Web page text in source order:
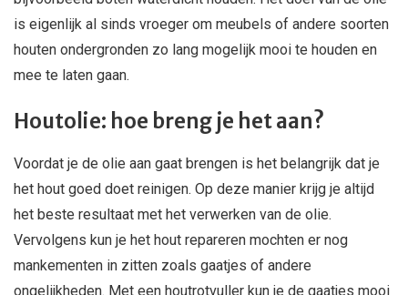
is eigenlijk al sinds vroeger om meubels of andere soorten
houten ondergronden zo lang mogelijk mooi te houden en
mee te laten gaan.
Houtolie: hoe breng je het aan?
Voordat je de olie aan gaat brengen is het belangrijk dat je
het hout goed doet reinigen. Op deze manier krijg je altijd
het beste resultaat met het verwerken van de olie.
Vervolgens kun je het hout repareren mochten er nog
mankementen in zitten zoals gaatjes of andere
ongelijkheden. Met een houtrotvuller kun je de gaatjes mooi